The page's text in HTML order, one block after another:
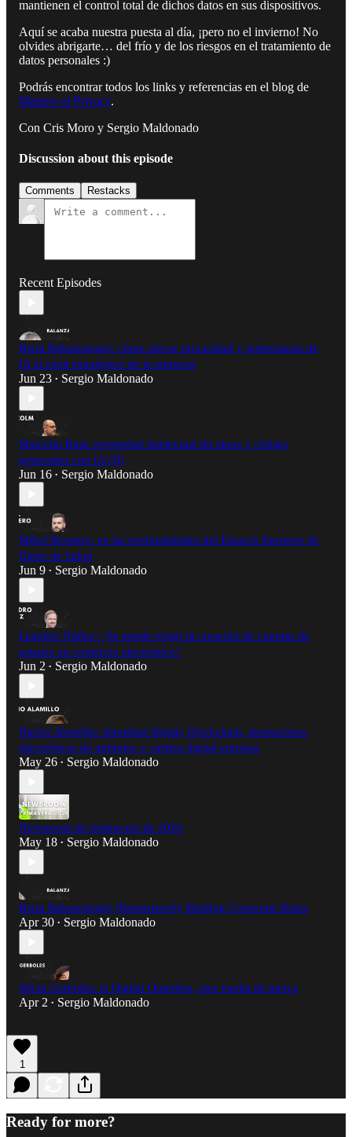
mantienen el control total de dichos datos en sus dispositivos.
Aquí se acaba nuestra puesta al día, ¡pero no el invierno! No
olvides abrigarte… del frío y de los riesgos en el tratamiento de
datos personales :)
Podrás encontrar todos los links y referencias en el blog de
Masters of Privacy.
Con Cris Moro y Sergio Maldonado
Discussion about this episode
Comments Restacks
Recent Episodes
Berta Balanzategui: cómo elevar privacidad y gobernanza de
IA al cénit estratégico de la empresa
Jun 23 • Sergio Maldonado
Malcolm Bain: propiedad intelectual de obras y código
generados con IA (II)
Jun 16 • Sergio Maldonado
Mikel Recuero: en las profundidades del Espacio Europeo de
Datos de Salud
Jun 9 • Sergio Maldonado
Leandro Núñez: ¿Se puede exigir la creación de cuentas de
usuario en comercio electrónico?
Jun 2 • Sergio Maldonado
Nacho Alamillo: identidad digital, blockchain, atestaciones
electrónicas de atributos y cartera digital europea
May 26 • Sergio Maldonado
Newsroom de primavera de 2026
May 18 • Sergio Maldonado
Berta Balanzategui (Remastered): Binding Corporate Rules
Apr 30 • Sergio Maldonado
Silvia Gerboles: el Digital Omnibus, otra vuelta de tuerca
Apr 2 • Sergio Maldonado
1
Ready for more?